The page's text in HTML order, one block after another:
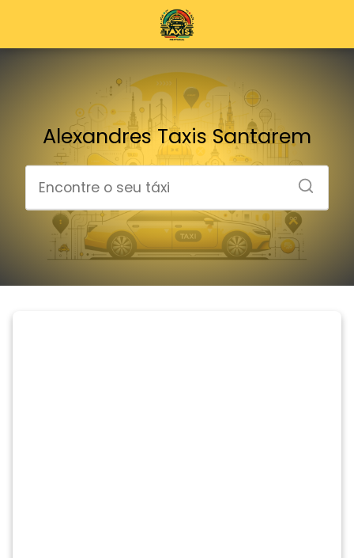
Alexandres Taxis Santarem